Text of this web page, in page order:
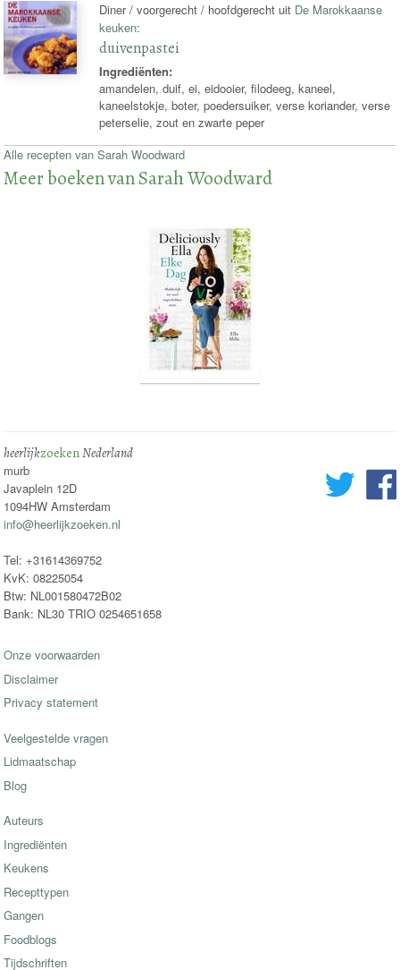
Diner / voorgerecht / hoofdgerecht uit De Marokkaanse
keuken:
duivenpastei
Ingrediënten:
amandelen, duif, ei, eidooier, filodeeg, kaneel,
kaneelstokje, boter, poedersuiker, verse koriander, verse
peterselie, zout en zwarte peper
Alle recepten van Sarah Woodward
Meer boeken van Sarah Woodward
heerlijkzoekenNederland
murb
Javaplein 12D
1094HW Amsterdam
info@heerlijkzoeken.nl
Tel: +31614369752
KvK: 08225054
Btw: NL001580472B02
Bank: NL30 TRIO 0254651658
Onze voorwaarden
Disclaimer
Privacy statement
Veelgestelde vragen
Lidmaatschap
Blog
Auteurs
Ingrediënten
Keukens
Recepttypen
Gangen
Foodblogs
Tijdschriften